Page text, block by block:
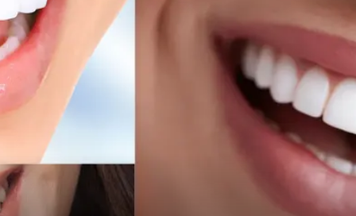
Kiralama Servisleri
Kültür